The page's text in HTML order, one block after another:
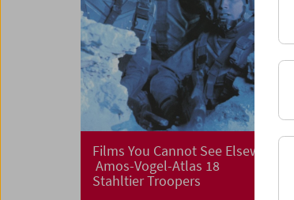
Films You Cannot See Elsewhere
Amos-Vogel-Atlas 18
Stahltier Troopers